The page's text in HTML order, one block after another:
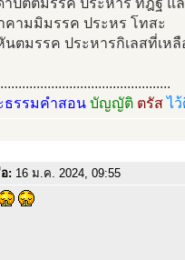
าปัตติมรรค ประหาร ทิฎฐิ แ
คามมิมรรค ประหร โทสะ
นตมรรค ประหารกิเลสที่เห
ธรรมคำสอน บัญญัติ ตรัสไ
: 16 ม.ค. 2024, 09:55